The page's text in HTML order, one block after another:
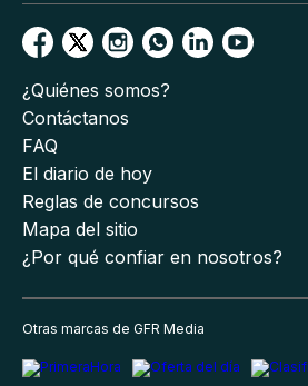
¿Quiénes somos?
Contáctanos
FAQ
El diario de hoy
Reglas de concursos
Mapa del sitio
¿Por qué confiar en nosotros?
Otras marcas de GFR Media